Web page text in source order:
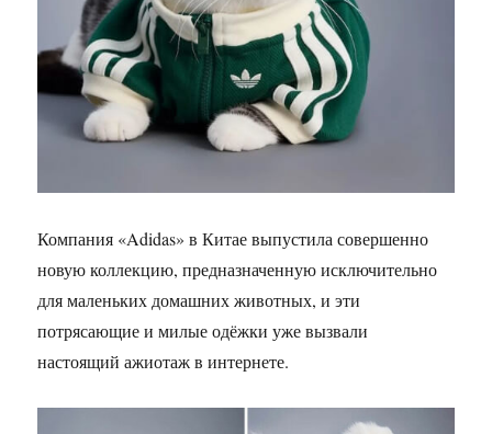
Компания «Adidas» в Китае выпустила совершенно
новую коллекцию, предназначенную исключительно
для маленьких домашних животных, и эти
потрясающие и милые одёжки уже вызвали
настоящий ажиотаж в интернете.